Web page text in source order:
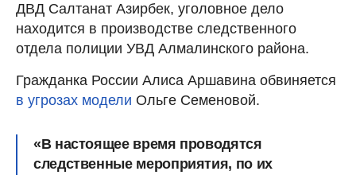
ДВД Салтанат Азирбек, уголовное дело
находится в производстве следственного
отдела полиции УВД Алмалинского района.
Гражданка России Алиса Аршавина обвиняется
в угрозах модели Ольге Семеновой.
«В настоящее время проводятся
следственные мероприятия, по их